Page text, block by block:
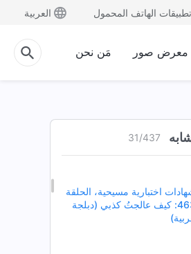
تطبيقات الهاتف المحمول العربية
معرض صور مَن نحن
31/437
شهادات اختبارية مسيحية، الحلقة
465: لم أعد أجد صعوبة في التعاون
اختبارية مسيحية، الحلقة
464: الهروب من دوامة المال
والشهرة والربح (دبلجة عربية)
اختبارية مسيحية، الحلقة
463: كيف عالجتُ كذبي (دبلجة